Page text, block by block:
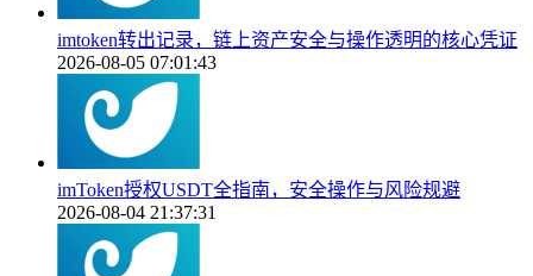
imtoken转出记录，链上资产安全与操作透明的核心凭证
2026-08-05 07:01:43
imToken授权USDT全指南，安全操作与风险规避
2026-08-04 21:37:31